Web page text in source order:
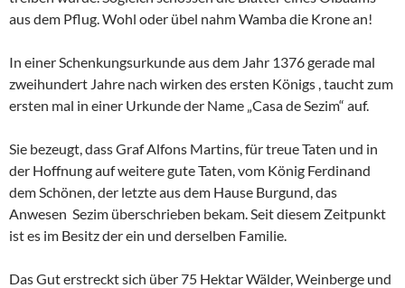
aus dem Pflug. Wohl oder übel nahm Wamba die Krone an!
In einer Schenkungsurkunde aus dem Jahr 1376 gerade mal
zweihundert Jahre nach wirken des ersten Königs , taucht zum
ersten mal in einer Urkunde der Name „Casa de Sezim“ auf.
Sie bezeugt, dass Graf Alfons Martins, für treue Taten und in
der Hoffnung auf weitere gute Taten, vom König Ferdinand
dem Schönen, der letzte aus dem Hause Burgund, das
Anwesen Sezim überschrieben bekam. Seit diesem Zeitpunkt
ist es im Besitz der ein und derselben Familie.
Das Gut erstreckt sich über 75 Hektar Wälder, Weinberge und